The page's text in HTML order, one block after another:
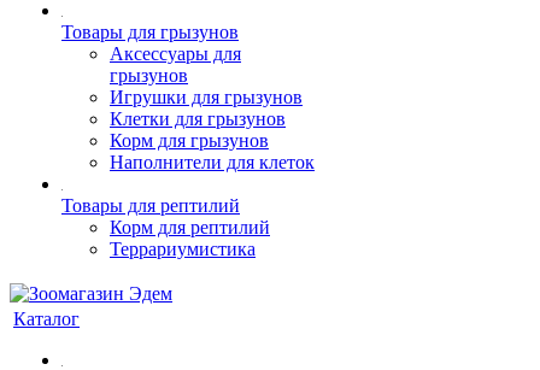
Товары для грызунов
Аксессуары для
грызунов
Игрушки для грызунов
Клетки для грызунов
Корм для грызунов
Наполнители для клеток
Товары для рептилий
Корм для рептилий
Террариумистика
Каталог